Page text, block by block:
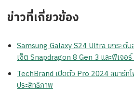
ข่าวที่เกี่ยวข้อง
Samsung Galaxy S24 Ultra ยกระดั
เซ็ต Snapdragon 8 Gen 3 และฟีเจอ
TechBrand เปิดตัว Pro 2024 สมาร์ท
ประสิทธิภาพ